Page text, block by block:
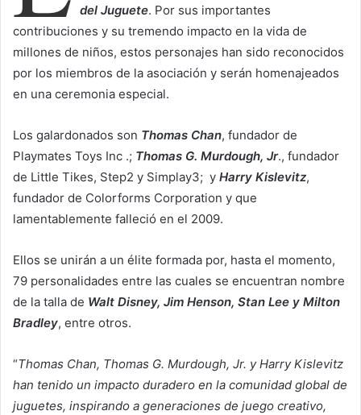
del Juguete. Por sus importantes
contribuciones y su tremendo impacto en la vida de
millones de niños, estos personajes han sido reconocidos
por los miembros de la asociación y serán homenajeados
en una ceremonia especial.
Los galardonados son Thomas Chan, fundador de
Playmates Toys Inc .; Thomas G. Murdough, Jr., fundador
de Little Tikes, Step2 y Simplay3; y Harry Kislevitz,
fundador de Colorforms Corporation y que
lamentablemente falleció en el 2009.
Ellos se unirán a un élite formada por, hasta el momento,
79 personalidades entre las cuales se encuentran nombre
de la talla de Walt Disney, Jim Henson, Stan Lee y Milton
Bradley, entre otros.
“Thomas Chan, Thomas G. Murdough, Jr. y Harry Kislevitz
han tenido un impacto duradero en la comunidad global de
juguetes, inspirando a generaciones de juego creativo,